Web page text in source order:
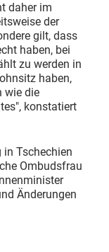
daher im
der
gilt, dass
haben, bei
zu werden in
haben,
wie die
konstatiert
Tschechien
Ombudsfrau
Änderungen